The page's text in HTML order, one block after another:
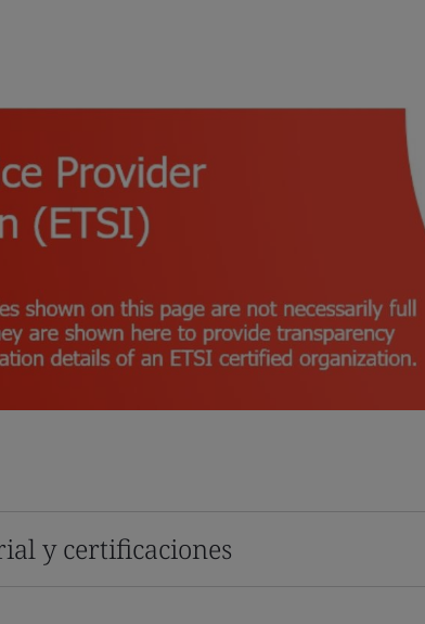
y certificaciones